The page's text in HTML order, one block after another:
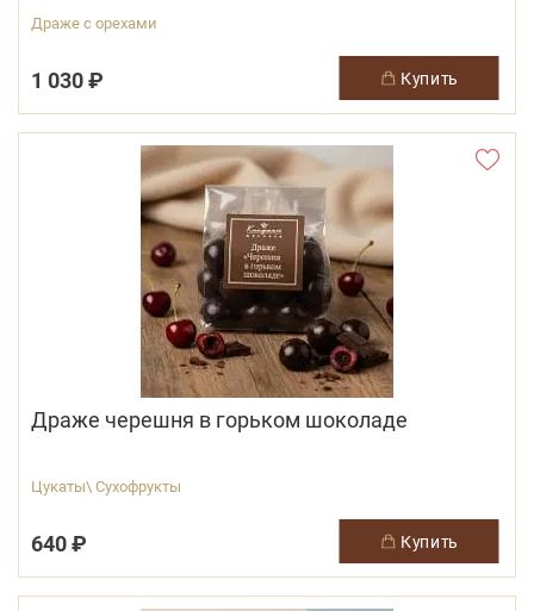
Драже с орехами
1 030 ₽ купить
Драже черешня в горьком шоколаде
Цукаты\ Сухофрукты
640 ₽ купить